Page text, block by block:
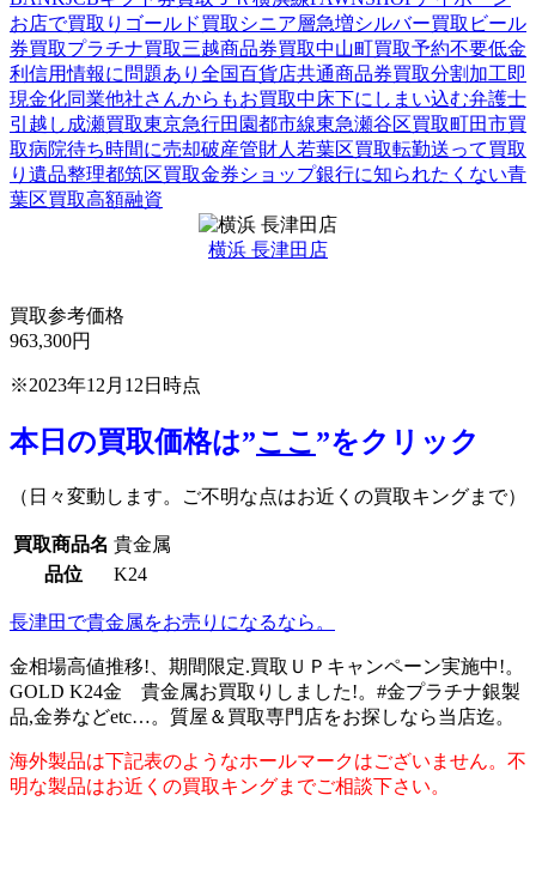
お店で買取り ゴールド買取 シニア層急増シルバー買取 ビール
券買取プラチナ買取三越商品券買取中山町買取予約不要低金
利 信用情報に問題あり 全国百貨店共通商品券買取分割加工即
現金化同業他社さんからもお買取中床下にしまい込む弁護士
引越し成瀬買取東京急行田園都市線東急瀬谷区買取町田市買
取病院待ち時間に売却破産管財人若葉区買取転勤送って買取
り 遺品整理都筑区買取金券ショップ銀行に知られたくない青
葉区買取高額融資
横浜 長津田店
買取参考価格
963,300円
※2023年12月12日時点
本日の買取価格は”ここ”をクリック
（日々変動します。ご不明な点はお近くの買取キングまで）
買取商品名 貴金属
品位
K24
長津田で貴金属をお売りになるなら。
金相場高値推移!、期間限定.買取ＵＰキャンペーン実施中!。
GOLD K24金 貴金属お買取りしました!。#金プラチナ銀製
品,金券などetc…。質屋＆買取専門店をお探しなら当店迄。
海外製品は下記表のようなホールマークはございません。不
明な製品はお近くの買取キングまでご相談下さい。